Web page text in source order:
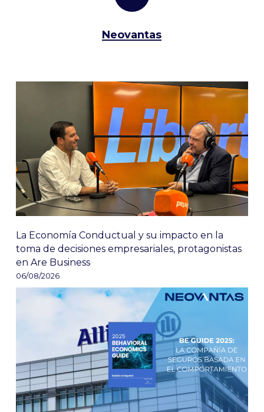
Neovantas
La Economía Conductual y su impacto en la
toma de decisiones empresariales, protagonistas
en Are Business
06/08/2026